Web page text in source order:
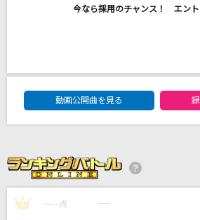
[生音]Fighter
東京事変
自由に捕らわれる
Mysterious
今なら採用のチャンス！ エント
DAM★ともボーカルエントリー
動画公開曲を見る
1 ---- 点 ----